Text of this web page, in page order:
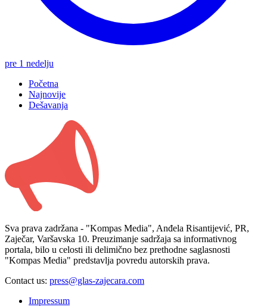
pre 1 nedelju
Početna
Najnovije
Dešavanja
Sva prava zadržana - "Kompas Media", Anđela Risantijević, PR,
Zaječar, Varšavska 10. Preuzimanje sadržaja sa informativnog
portala, bilo u celosti ili delimično bez prethodne saglasnosti
"Kompas Media" predstavlja povredu autorskih prava.
Contact us: press@glas-zajecara.com
Impressum